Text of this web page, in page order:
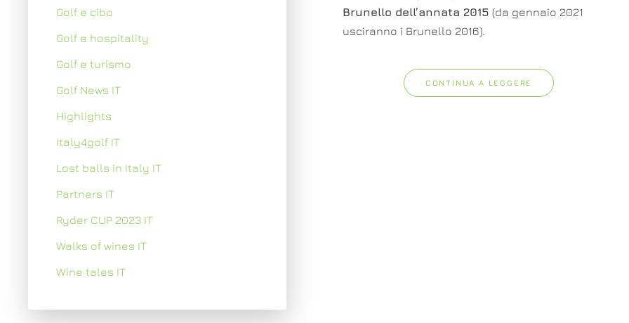
Brunello dell’annata 2015 (da gennaio 2021
usciranno i Brunello 2016).
CONTINUA A LEGGERE
Golf e cibo
Golf e hospitality
Golf e turismo
Golf News IT
Highlights
Italy4golf IT
Lost balls in Italy IT
Partners IT
Ryder CUP 2023 IT
Walks of wines IT
Wine tales IT